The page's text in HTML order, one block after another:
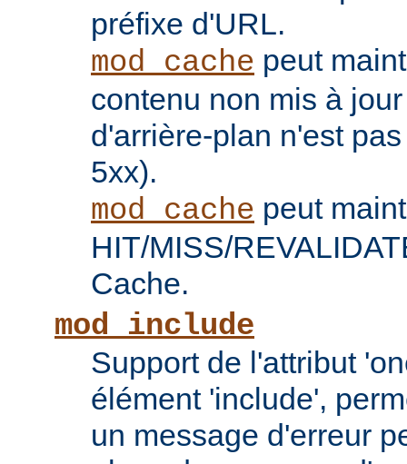
préfixe d'URL.
mod_cache peut
contenu non mis à
d'arrière-plan n'est
5xx).
mod_cache peut
HIT/MISS/
Cache.
mod_include
Support de l'attribut
élément 'include',
un message d'erreur